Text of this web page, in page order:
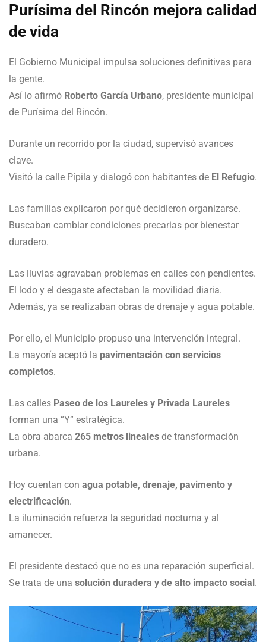
Purísima del Rincón mejora calidad
de vida
El Gobierno Municipal impulsa soluciones definitivas para
la gente.
Así lo afirmó Roberto García Urbano, presidente municipal
de Purísima del Rincón.
Durante un recorrido por la ciudad, supervisó avances
clave.
Visitó la calle Pípila y dialogó con habitantes de El Refugio.
Las familias explicaron por qué decidieron organizarse.
Buscaban cambiar condiciones precarias por bienestar
duradero.
Las lluvias agravaban problemas en calles con pendientes.
El lodo y el desgaste afectaban la movilidad diaria.
Además, ya se realizaban obras de drenaje y agua potable.
Por ello, el Municipio propuso una intervención integral.
La mayoría aceptó la pavimentación con servicios
completos.
Las calles Paseo de los Laureles y Privada Laureles
forman una “Y” estratégica.
La obra abarca 265 metros lineales de transformación
urbana.
Hoy cuentan con agua potable, drenaje, pavimento y
electrificación.
La iluminación refuerza la seguridad nocturna y al
amanecer.
El presidente destacó que no es una reparación superficial.
Se trata de una solución duradera y de alto impacto social.